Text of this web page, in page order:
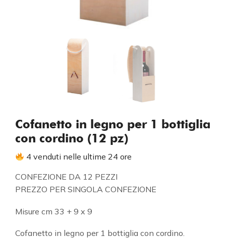
Cofanetto in legno per 1 bottiglia
con cordino (12 pz)
4 venduti nelle ultime 24 ore
CONFEZIONE DA 12 PEZZI
PREZZO PER SINGOLA CONFEZIONE
Misure cm 33 + 9 x 9
Cofanetto in legno per 1 bottiglia con cordino.